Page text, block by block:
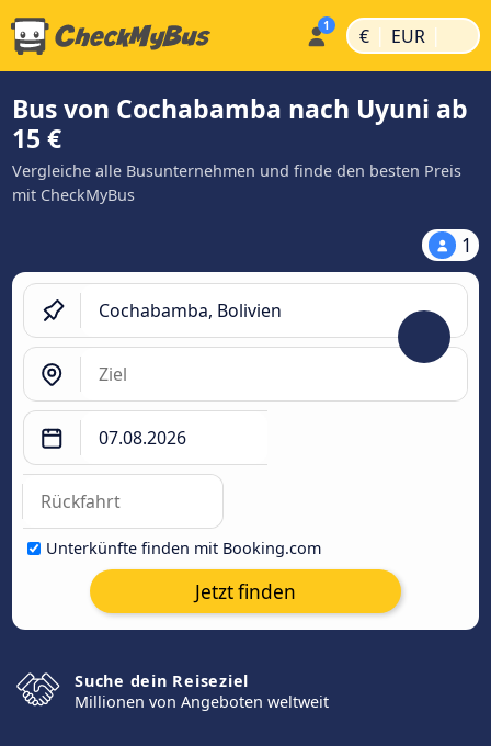
€ | EUR |
Bus von Cochabamba nach Uyuni ab
15 €
Vergleiche alle Busunternehmen und finde den besten Preis
mit CheckMyBus
1
Unterkünfte finden mit Booking.com
Jetzt finden
Suche dein Reiseziel
Millionen von Angeboten weltweit